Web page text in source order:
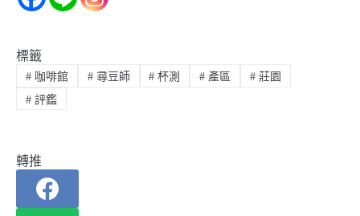
標籤
#咖啡館 #尋豆師 # 杯測 # 產區 # 莊園
#評鑑
轉推